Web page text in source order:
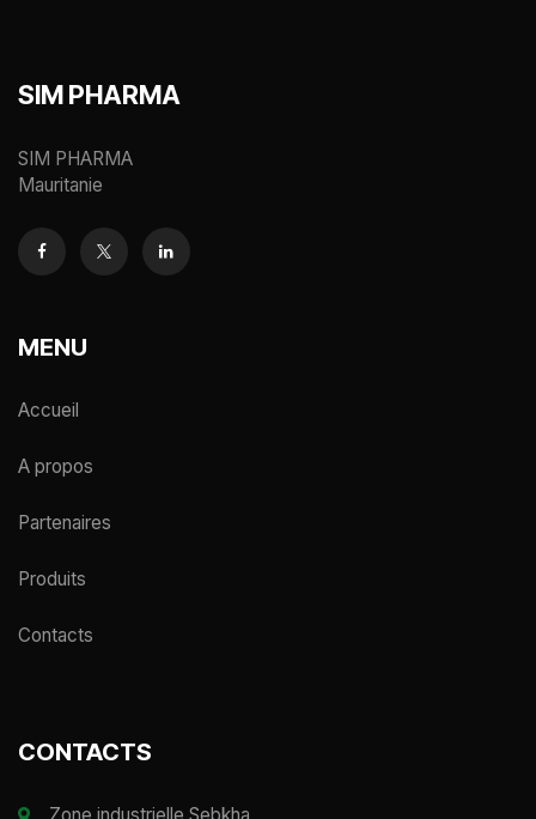
SIM PHARMA
SIM PHARMA
Mauritanie
MENU
Accueil
A propos
Partenaires
Produits
Contacts
CONTACTS